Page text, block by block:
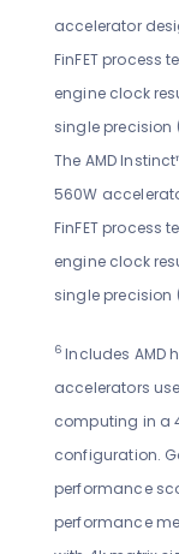
accelerator
FinFET process
engine clock
single precision
The AMD
560W
FinFET process
engine clock
single precision
6 Includes AMD
accelerators
computing in a
configuration.
performance
performance